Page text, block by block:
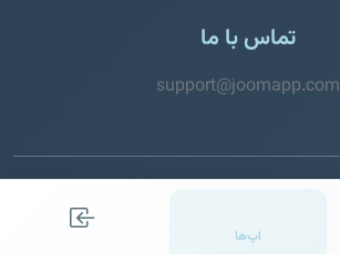
تماس با ما
support@joomapp.com
اپ‌ها